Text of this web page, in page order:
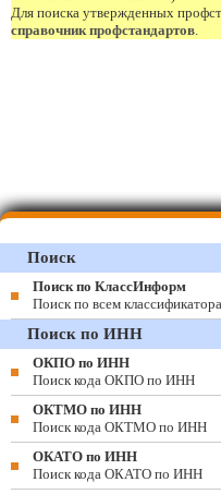
Для поиска утвержденных
справочник профстандартов.
Поиск
Поиск по КлассИнформ
Поиск по всем
Поиск по ИНН
ОКПО по ИНН
Поиск кода ОКПО по ИНН
ОКТМО по ИНН
Поиск кода ОКТМО по ИНН
ОКАТО по ИНН
Поиск кода ОКАТО по ИНН